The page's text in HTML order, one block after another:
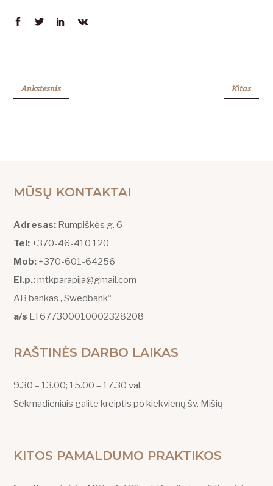
Ankstesnis Kitas
MŪSŲ KONTAKTAI
Adresas: Rumpiškės g. 6
Tel: +370-46-410 120
Mob: +370-601-64256
El.p.:mtkparapija@gmail.com
AB bankas „Swedbank“
a/s LT677300010002328208
RAŠTINĖS DARBO LAIKAS
9.30 – 13.00; 15.00 – 17.30 val.
Sekmadieniais galite kreiptis po kiekvienų šv. Mišių
KITOS PAMALDUMO PRAKTIKOS